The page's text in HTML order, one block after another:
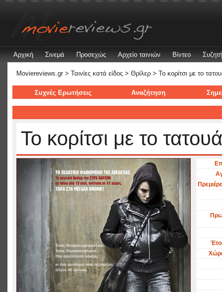
Αρχική Σινεμά Προσεχώς Αρχείο ταινιών Βίντεο
Moviereviews.gr > Ταινίες κατά είδος > Θρίλερ > Το κορίτσι με το
Συχνές Ερωτήσεις Αναζήτηση
Το κορίτσι με το